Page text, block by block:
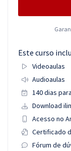
Este curso
Videoaulas
Audioaulas
140 dias
Download
Acesso no
Certificado
Fórum de